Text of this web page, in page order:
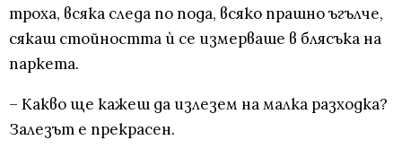
троха, всяка следа по пода, всяко прашно ъгълче,
сякаш стойността ѝ се измерваше в блясъка на
паркета.
– Какво ще кажеш да излезем на малка разходка?
Залезът е прекрасен.